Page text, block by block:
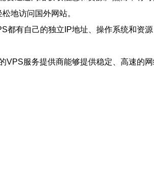
地访问国外网站。
有自己的独立IP地址、操作系统和资
服务提供商能够提供稳定、高速的